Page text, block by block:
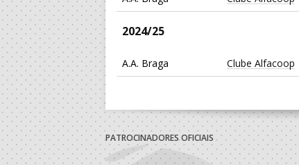
2024/25
A.A. Braga Clube Alfacoop
PATROCINADORES OFICIAIS